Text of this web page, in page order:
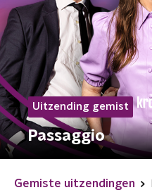
Uitzending gemist
Passaggio
Gemiste uitzendingen